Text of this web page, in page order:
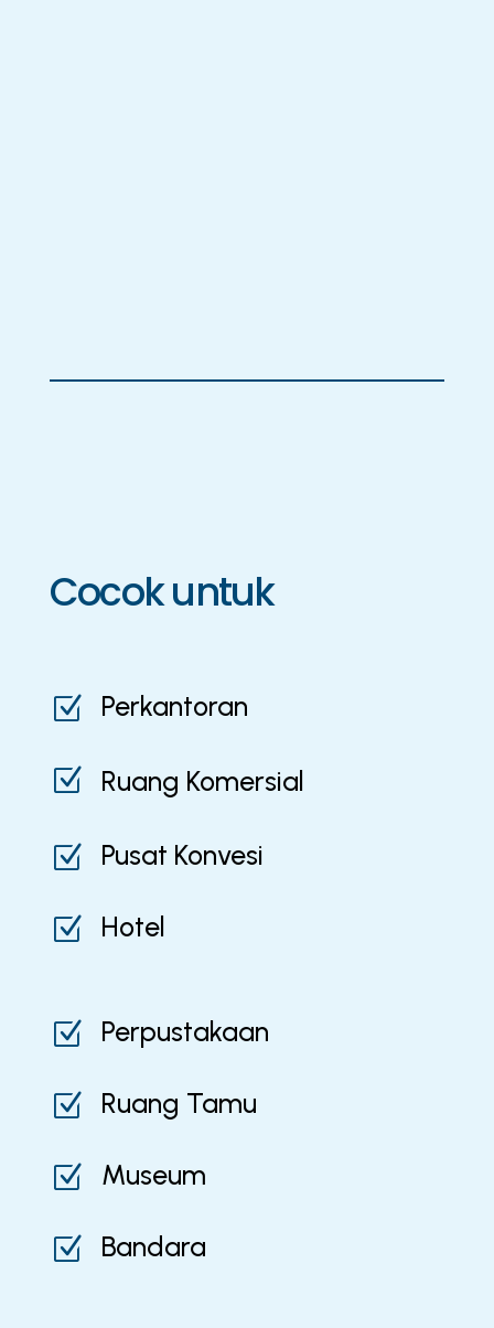
Cocok untuk
Z Perkantoran
Z Ruang Komersial
Z Pusat Konvesi
Z Hotel
Z Perpustakaan
Z Ruang Tamu
Z Museum
Z Bandara